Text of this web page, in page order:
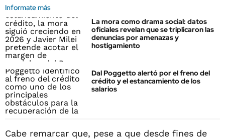
Informate más
La mora como drama social: datos
oficiales revelan que se triplicaron las
denuncias por amenazas y
hostigamiento
Dal Poggetto alertó por el freno del
crédito y el estancamiento de los
salarios
Cabe remarcar que, pese a que desde fines de